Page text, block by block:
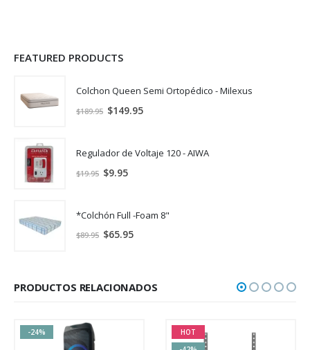
FEATURED PRODUCTS
Colchon Queen Semi Ortopédico - Milexus
$189.95 $149.95
Regulador de Voltaje 120 - AIWA
$19.95 $9.95
*Colchón Full -Foam 8"
$89.95 $65.95
PRODUCTOS RELACIONADOS
-24%
HOT